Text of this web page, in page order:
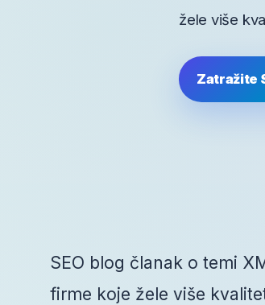
žele više
Zatražite
SEO blog članak o temi
firme koje žele više